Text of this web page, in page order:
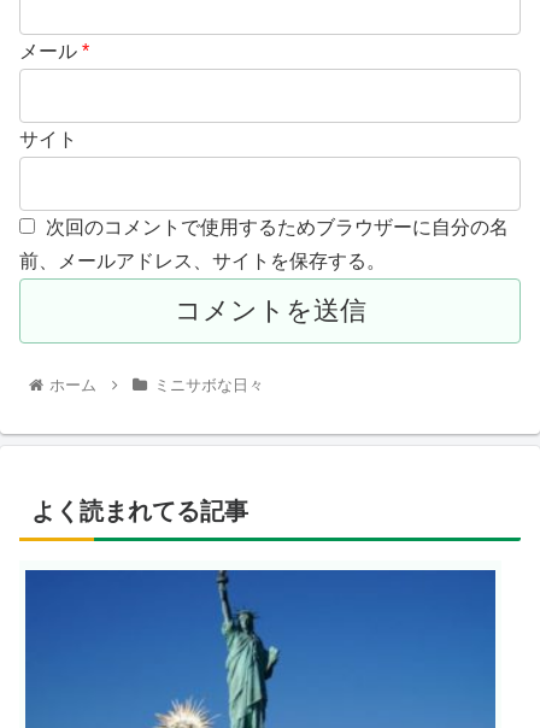
メール *
サイト
次回のコメントで使用するためブラウザーに自分の名
前、メールアドレス、サイトを保存する。
ホーム ミニサボな日々
よく読まれてる記事